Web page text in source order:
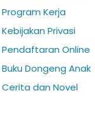
Program Kerja
Kebijakan Privasi
Pendaftaran Online
Buku Dongeng Anak
Cerita dan Novel